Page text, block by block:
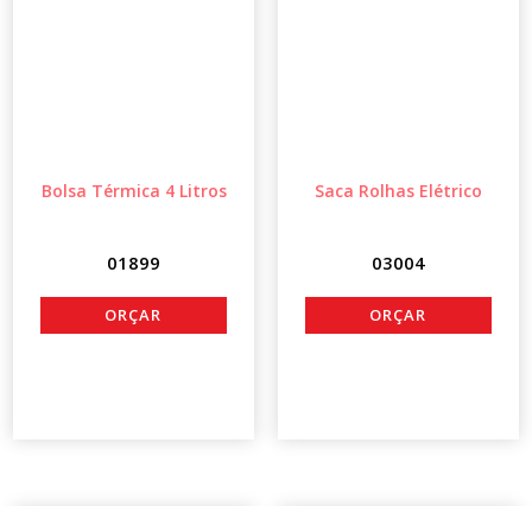
Bolsa Térmica 4 Litros
01899
Saca Rolhas Elétrico
03004